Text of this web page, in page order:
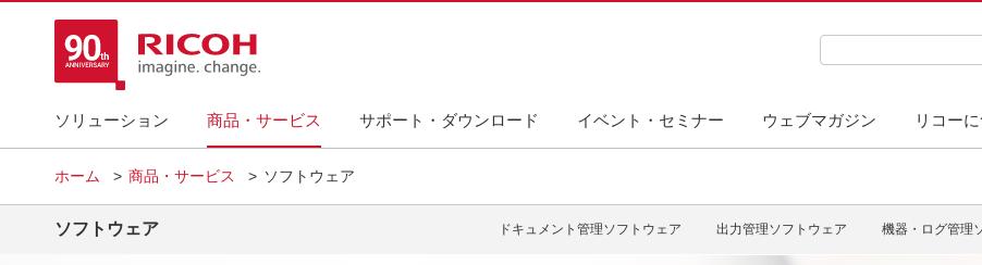
ソリューション 商品・サービス サポート・ダウンロード イベント・セミナー ウェブマガジン リコー
検索キーワード入力
ホーム 商品・サービス ソフトウェア
ソフトウェア ドキュメント管理ソフトウェア 出力管理ソフトウェア 機器・ログ管理